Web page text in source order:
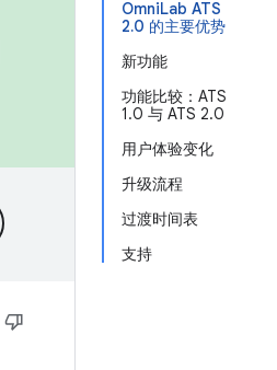
OmniLab ATS
2.0 的主要优势
新功能
功能比较：ATS
1.0 与 ATS 2.0
用户体验变化
升级流程
过渡时间表
支持